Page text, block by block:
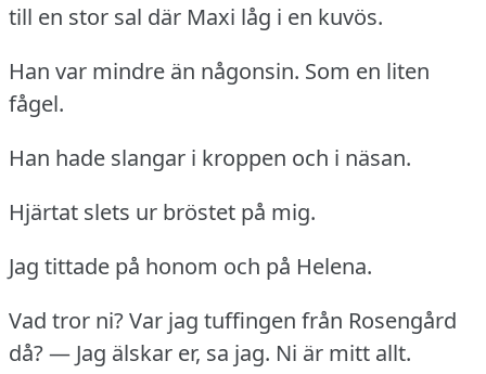
till en stor sal där Maxi låg i en kuvös.
Han var mindre än någonsin. Som en liten
fågel.
Han hade slangar i kroppen och i näsan.
Hjärtat slets ur bröstet på mig.
Jag tittade på honom och på Helena.
Vad tror ni?Var jag tuffingen från Rosengård
då?— Jag älskar er, sa jag. Ni är mitt allt.